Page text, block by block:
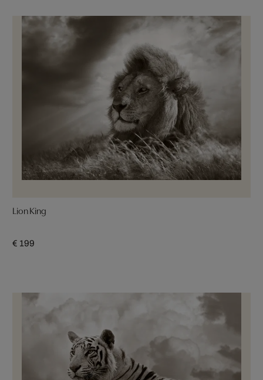
Lion King
€ 199